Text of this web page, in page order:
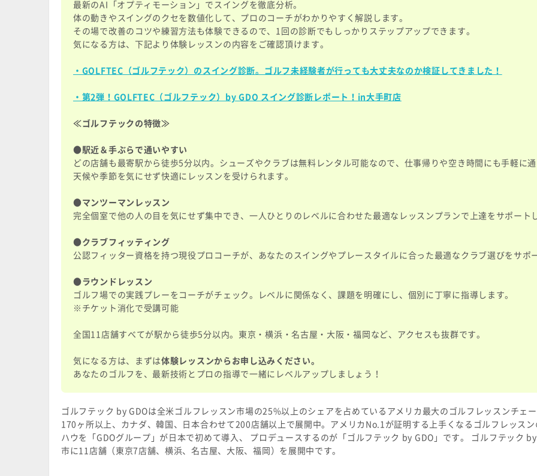
最新のAI「オプティモーション」でスイングを徹底分析。
体の動きやスイングのクセを数値化して、プロのコーチがわかりやすく解説します。
その場で改善のコツや練習方法も体験できるので、1回の診断でもしっかりステップアップできます。
気になる方は、下記より体験レッスンの内容をご確認頂けます。
・GOLFTEC（ゴルフテック）のスイング診断。ゴルフ未経験者が行っても大丈夫なのか検証してきました！
・第2弾！GOLFTEC（ゴルフテック）by GDO​​​​​​​ スイング診断レポート！in大手町店
≪ゴルフテックの特徴≫
●駅近＆手ぶらで通いやすい
どの店舗も最寄駅から徒歩5分以内。シューズやクラブは無料レンタル可能なので、仕事帰りや空き時間にも手軽に
天候や季節を気にせず快適にレッスンを受けられます。
●マンツーマンレッスン
完全個室で他の人の目を気にせず集中でき、一人ひとりのレベルに合わせた最適なレッスンプランで上達をサポート
●クラブフィッティング
公認フィッター資格を持つ現役プロコーチが、あなたのスイングやプレースタイルに合った最適なクラブ選びをサポ
●ラウンドレッスン
ゴルフ場での実践プレーをコーチがチェック。レベルに関係なく、課題を明確にし、個別に丁寧に指導します。
※チケット消化で受講可能
全国11店舗すべてが駅から徒歩5分以内。東京・横浜・名古屋・大阪・福岡など、アクセスも抜群です。
気になる方は、まずは体験レッスンからお申し込みください。
あなたのゴルフを、最新技術とプロの指導で一緒にレベルアップしましょう！
ゴルフテック by GDOは全米ゴルフレッスン市場の25%以上のシェアを占めているアメリカ最大のゴルフレッスンチェ
170ヶ所以上、カナダ、韓国、日本合わせて200店舗以上で展開中。アメリカNo.1が証明する上手くなるゴルフレッス
ハウを「GDOグループ」が日本で初めて導入、 プロデュースするのが「ゴルフテック by GDO」です。 ゴルフテック
市に11店舗（東京7店舗、横浜、名古屋、大阪、福岡）を展開中です。